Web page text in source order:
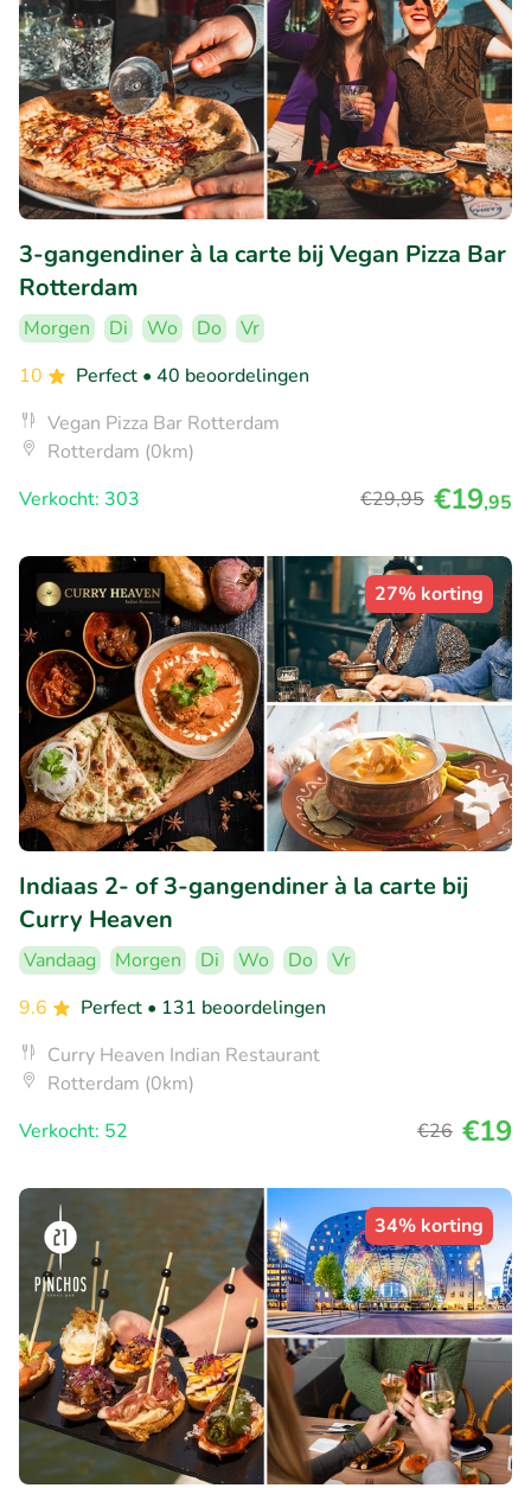
3-gangendiner à la carte bij Vegan Pizza Bar
Rotterdam
Morgen Di Wo Do
Vr
10
Perfect • 40 beoordelingen
Vegan Pizza Bar Rotterdam
Rotterdam (0km)
Verkocht: 303
€29,95 €19,95
27% korting
Indiaas 2- of 3-gangendiner à la carte bij
Curry Heaven
Vandaag Morgen Di Wo Do
Vr
9.6
Perfect • 131 beoordelingen
Curry Heaven Indian Restaurant
Rotterdam (0km)
Verkocht: 52
€26 €19
34% korting